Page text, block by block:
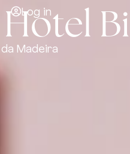
Log in
Madeira